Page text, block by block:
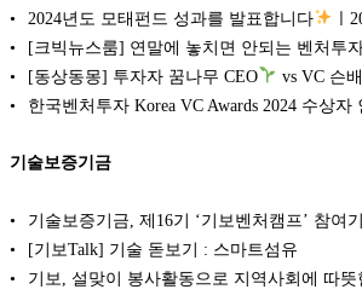
2024년도 모태펀드 성과를 발표합니다
ㅣ
[크빅뉴스룸] 연말에 놓치면 안되는 벤처투
[동상동몽] 투자자 꿈나무 CEO
vs VC 슨
한국벤처투자 Korea VC Awards 2024 수상자
기술보증기금
기술보증기금, 제16기 ‘기보벤처캠프’ 참여
[기보Talk] 기술 돋보기 : 스마트섬유
기보, 설맞이 봉사활동으로 지역사회에 따뜻